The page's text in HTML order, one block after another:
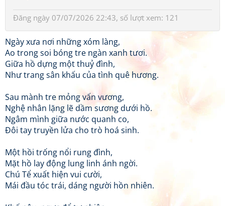
Đăng ngày 07/07/2026 22:43, số lượt xem: 121
Ngày xưa nơi những xóm làng,
Ao trong soi bóng tre ngàn xanh tươi.
Giữa hồ dựng một thuỷ đình,
Như trang sân khấu của tình quê hương.
Sau mành tre mỏng vấn vương,
Nghệ nhân lặng lẽ dầm sương dưới hồ.
Ngâm mình giữa nước quanh co,
Đôi tay truyền lửa cho trò hoá sinh.
Một hồi trống nổi rung đình,
Mặt hồ lay động lung linh ánh ngời.
Chú Tể xuất hiện vui cười,
Mái đầu tóc trái, dáng người hồn nhiên.